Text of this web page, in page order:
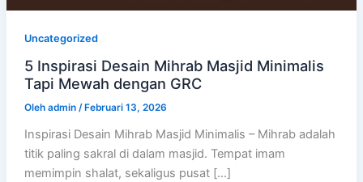
Uncategorized
5 Inspirasi Desain Mihrab Masjid Minimalis
Tapi Mewah dengan GRC
Oleh admin / Februari 13, 2026
Inspirasi Desain Mihrab Masjid Minimalis – Mihrab adalah
titik paling sakral di dalam masjid. Tempat imam
memimpin shalat, sekaligus pusat […]